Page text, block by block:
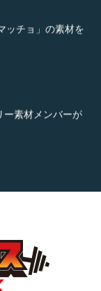
」にてマッスルプ
MORNING」